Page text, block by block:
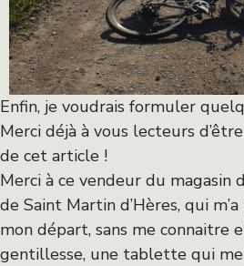
Enfin, je voudrais formuler
Merci déjà à vous lecteurs
de cet article !
Merci à ce vendeur du magasin
de Saint Martin d’Hères, qui
mon départ, sans me connaitre
gentillesse, une tablette qui